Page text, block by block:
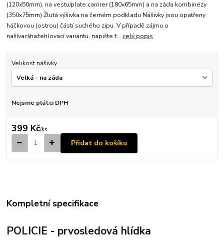
(120x50mm), na vestu/plate carrirer (180x65mm) a na záda kombinézy
(350x75mm) Žlutá výšivka na černém podkladu Nášivky jsou opatřeny
háčkovou (ostrou) částí suchého zipu. V případě zájmu o
našívací/nažehlovací variantu, napište t... celý popis
Velikost nášivky
Nejsme plátci DPH
399 Kč/ks
Přidat do košíku
Kompletní specifikace
POLICIE - prvosledová hlídka